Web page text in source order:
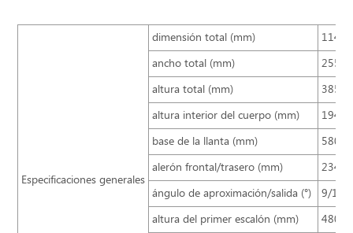
Especificaciones generales
dimensión total (mm)
11450
ancho total (mm)
2550
altura total (mm)
3850
altura interior del cuerpo (mm)
1940
base de la llanta (mm)
5800
alerón frontal/trasero (mm)
ángulo de aproximación/salida (°)
9/13
altura del primer escalón (mm)
480